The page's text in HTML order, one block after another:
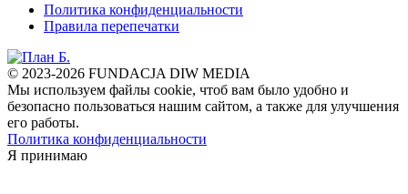
Политика конфиденциальности
Правила перепечатки
© 2023-2026 FUNDACJA DIW MEDIA
Мы используем файлы cookie, чтоб вам было удобно и
безопасно пользоваться нашим сайтом, а также для улучшения
его работы.
Политика конфиденциальности
Я принимаю